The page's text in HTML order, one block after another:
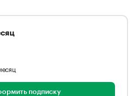
подписку